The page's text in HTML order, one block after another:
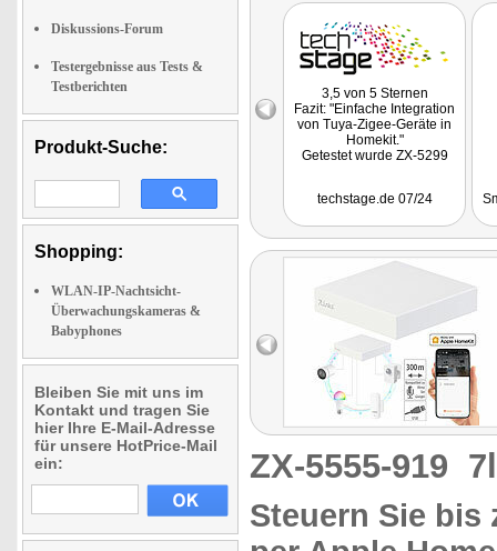
Diskussions-Forum
Testergebnisse aus Tests &
Testberichten
Produkt-Suche:
Shopping:
WLAN-IP-Nachtsicht-
Überwachungskameras &
Babyphones
Bleiben Sie mit uns im
Kontakt und tragen Sie
hier Ihre E-Mail-Adresse
für unsere HotPrice-Mail
ein:
3,5 von 5 Sternen
Fazit: "Einfache Integration
von Tuya-Zigee-Geräte in
Homekit."
Getestet wurde ZX-5299
techstage.de 07/24
ZX-5555-919
Steuern Sie bis